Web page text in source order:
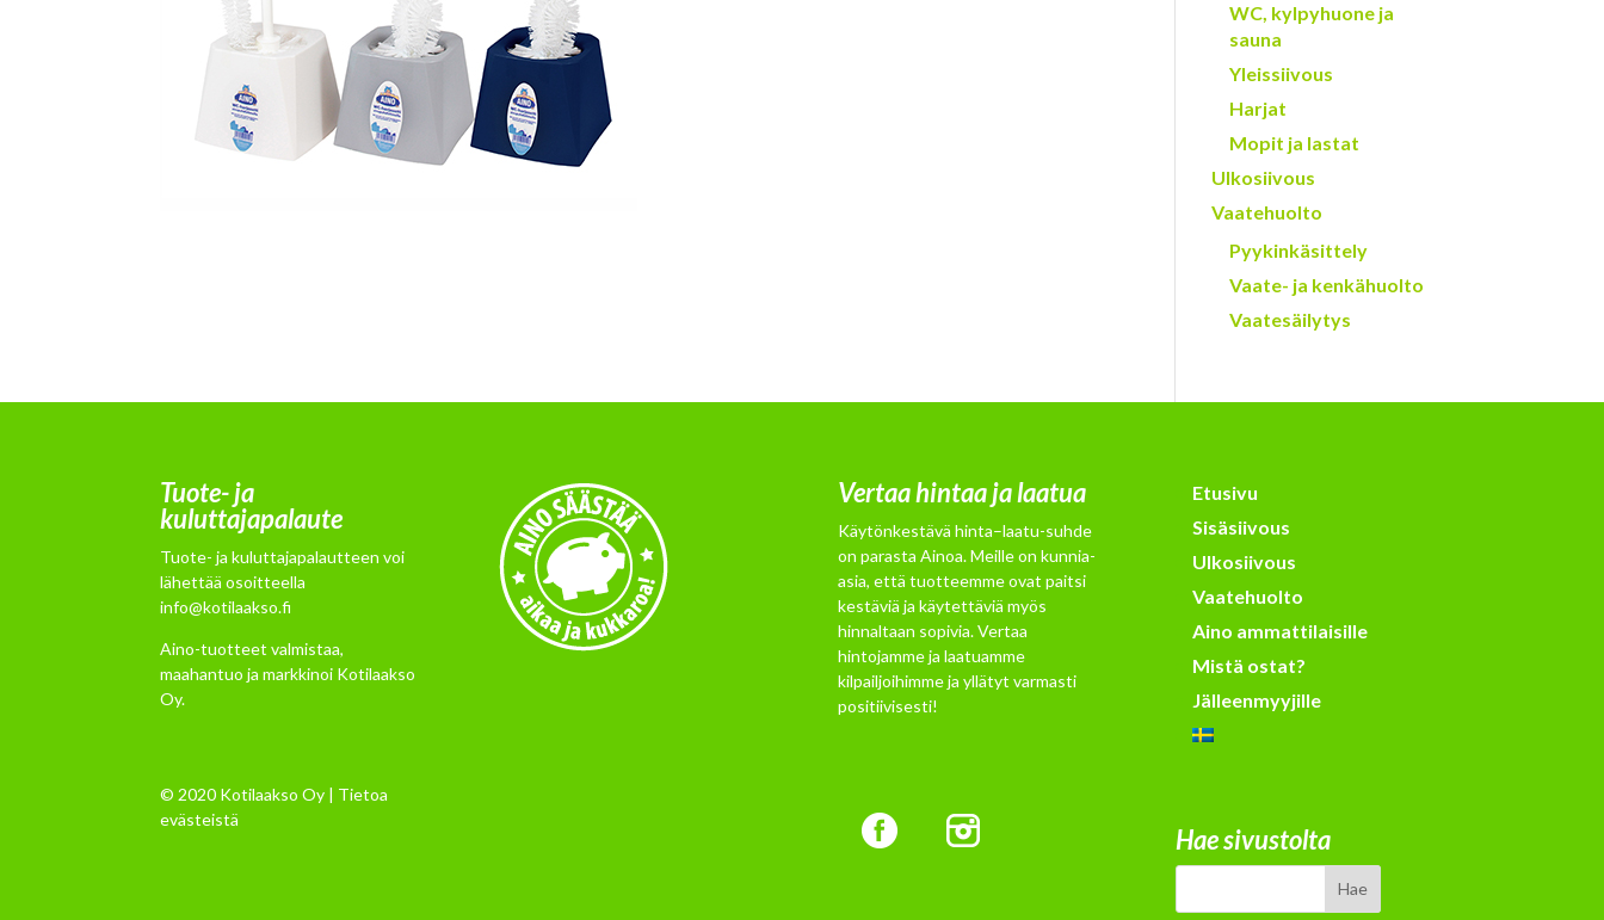
WC, kylpyhuone ja
sauna
Yleissiivous
Harjat
Mopit ja lastat
Ulkosiivous
Vaatehuolto
Pyykinkäsittely
Vaate- ja kenkähuolto
Vaatesäilytys
Tuote- ja
kuluttajapalaute
Tuote- ja kuluttajapalautteen voi
lähettää osoitteella
info@kotilaakso.fi
Aino-tuotteet valmistaa,
maahantuo ja markkinoi Kotilaakso
Oy.
© 2020 Kotilaakso Oy | Tietoa
evästeistä
Vertaa hintaa ja laatua
Käytönkestävä hinta–laatu-suhde
on parasta Ainoa. Meille on kunnia-
asia, että tuotteemme ovat paitsi
kestäviä ja käytettäviä myös
hinnaltaan sopivia. Vertaa
hintojamme ja laatuamme
kilpailjoihimme ja yllätyt varmasti
positiivisesti!
Etusivu
Sisäsiivous
Ulkosiivous
Vaatehuolto
Aino ammattilaisille
Mistä ostat?
Jälleenmyyjille
Hae sivustolta